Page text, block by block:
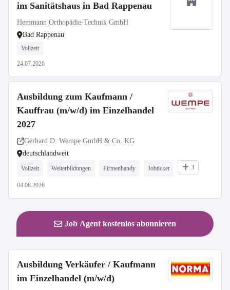
im Sanitätshaus in Bad Rappenau
Hemmann Orthopädie-Technik GmbH
Bad Rappenau
Vollzeit
24.07.2026
Ausbildung zum Kaufmann /
Kauffrau (m/w/d) im Einzelhandel
2027
Gerhard D. Wempe GmbH & Co. KG
deutschlandweit
Vollzeit Weiterbildungen Firmenhandy Jobticket 3
04.08.2026
Job Agent kostenlos abonnieren
Ausbildung Verkäufer / Kaufmann
im Einzelhandel (m/w/d)